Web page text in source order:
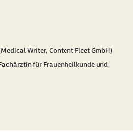
Writer, Content Fleet GmbH)
für Frauenheilkunde und